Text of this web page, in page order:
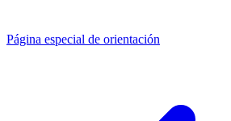
Página especial de orientación